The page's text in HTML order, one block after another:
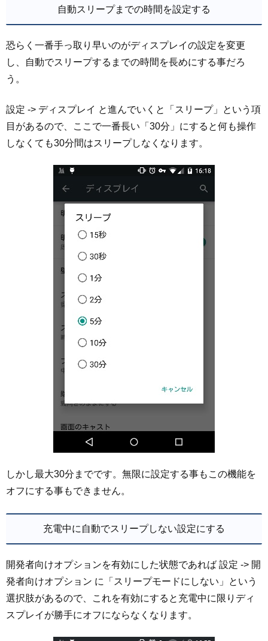
自動スリープまでの時間を設定する
恐らく一番手っ取り早いのがディスプレイの設定を変更
し、自動でスリープするまでの時間を長めにする事だろ
う。
設定 -> ディスプレイ と進んでいくと「スリープ」という項
目があるので、ここで一番長い「30分」にすると何も操作
しなくても30分間はスリープしなくなります。
しかし最大30分までです。無限に設定する事もこの機能を
オフにする事もできません。
充電中に自動でスリープしない設定にする
開発者向けオプションを有効にした状態であれば 設定 -> 開
発者向けオプション に「スリープモードにしない」という
選択肢があるので、これを有効にすると充電中に限りディ
スプレイが勝手にオフにならなくなります。